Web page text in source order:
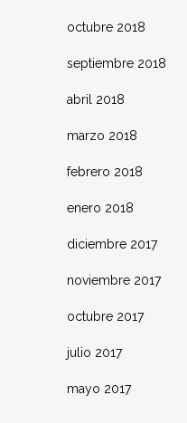
octubre 2018
septiembre 2018
abril 2018
marzo 2018
febrero 2018
enero 2018
diciembre 2017
noviembre 2017
octubre 2017
julio 2017
mayo 2017